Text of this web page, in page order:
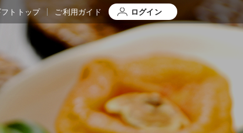
フトトップ ご利用ガイド ログイン